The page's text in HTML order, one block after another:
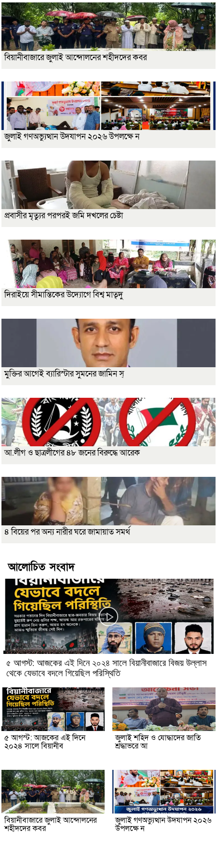
বিয়ানীবাজারে জুলাই আন্দোলনের শহীদদের কবর
জুলাই গণঅভ্যুত্থান উদযাপন ২০২৬ উপলক্ষে ন
প্রবাসীর মৃত্যুর পরপরই জমি দখলের চেষ্টা
দিরাইয়ে সীমান্তিকের উদ্যোগে বিশ্ব মাতৃদু
মুক্তির আগেই ব্যারিস্টার সুমনের জামিন স্
আ.লীগ ও ছাত্রলীগের ৪৮ জনের বিরুদ্ধে আরেক
৪ বিয়ের পর অন্য নারীর ঘরে জামায়াত সমর্থ
আলোচিত সংবাদ
৫ আগস্ট: আজকের এই দিনে ২০২৪ সালে বিয়ানীবাজারে বিজয় উল্লাস
থেকে যেভাবে বদলে গিয়েছিল পরিস্থিতি
৫ আগস্ট: আজকের এই দিনে
২০২৪ সালে বিয়ানীব
জুলাই শহিদ ও যোদ্ধাদের জাতি
শ্রদ্ধাভরে আ
বিয়ানীবাজারে জুলাই আন্দোলনের
শহীদদের কবর
জুলাই গণঅভ্যুত্থান উদযাপন ২০২৬
উপলক্ষে ন